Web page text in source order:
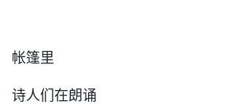
帐篷里
诗人们在朗诵